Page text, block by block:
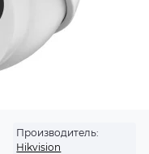
Производитель:
Hikvision